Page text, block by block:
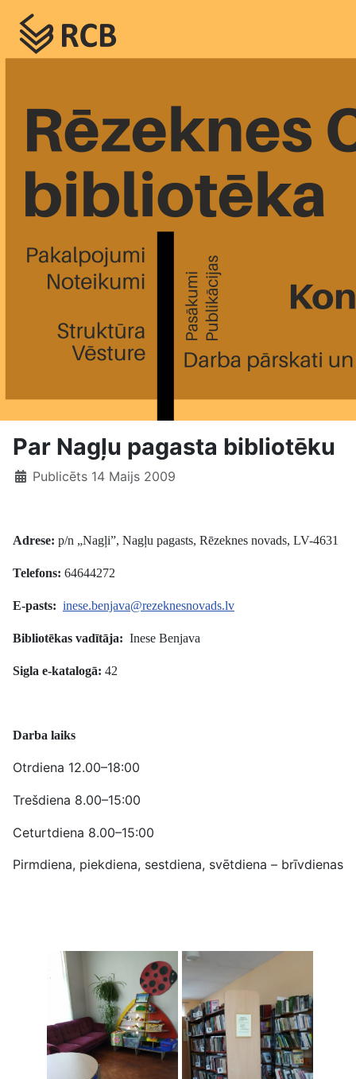
Par Nagļu pagasta bibliotēku
Publicēts 14 Maijs 2009
Adrese: p/n „Nagļi”, Nagļu pagasts, Rēzeknes novads, LV-4631
Telefons: 64644272
E-pasts: inese.benjava@rezeknesnovads.lv
Bibliotēkas vadītāja: Inese Benjava
Sigla e-katalogā: 42
Darba laiks
Otrdiena 12.00–18:00
Trešdiena 8.00–15:00
Ceturtdiena 8.00–15:00
Pirmdiena, piekdiena, sestdiena, svētdiena – brīvdienas